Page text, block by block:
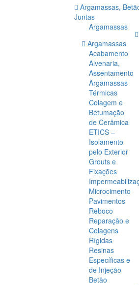
Argamassas,
Juntas
Argamassas
Argamassas
Acabamento
Alvenaria,
Assentamento
Argamassas
Térmicas
Colagem e
Betumação
de Cerâmica
ETICS –
Isolamento
pelo Exterior
Grouts e
Fixações
Microcimento
Pavimentos
Reboco
Reparação e
Colagens
Rígidas
Resinas
Específicas e
de Injeção
Betão